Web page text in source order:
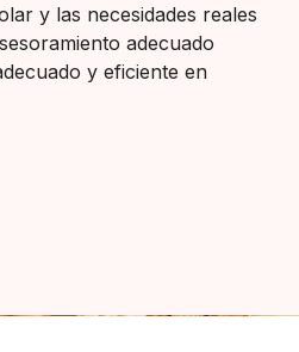
y las necesidades reales
adecuado
y eficiente en